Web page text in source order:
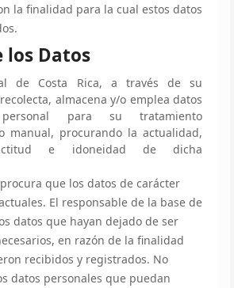
la finalidad para la cual estos datos
los Datos
de Costa Rica, a través de su
almacena y/o emplea datos
para su tratamiento
manual, procurando la actualidad,
e idoneidad de dicha
que los datos de carácter
El responsable de la base de
datos que hayan dejado de ser
en razón de la finalidad
recibidos y registrados. No
datos personales que puedan